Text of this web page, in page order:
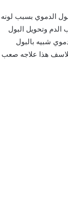
الدموي بسبب لونه
الدم وتحويل البول
شبيه بالبول
وللاسف هذا علاجه صعب